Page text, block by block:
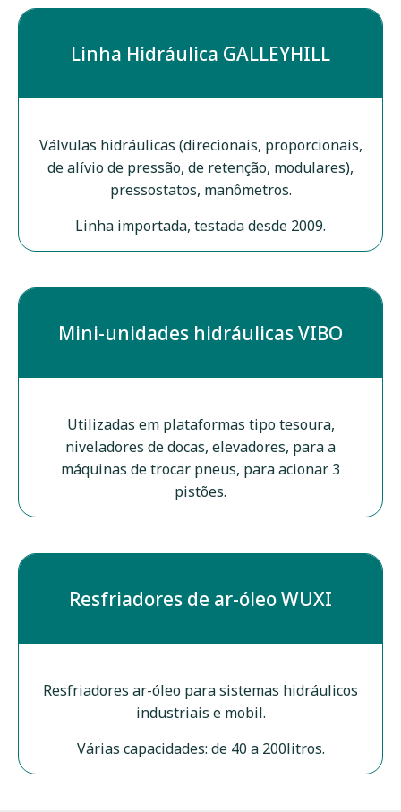
Linha Hidráulica GALLEYHILL
Válvulas hidráulicas (direcionais, proporcionais,
de alívio de pressão, de retenção, modulares),
pressostatos, manômetros.
Linha importada, testada desde 2009.
Mini-unidades hidráulicas VIBO
Utilizadas em plataformas tipo tesoura,
niveladores de docas, elevadores, para a
máquinas de trocar pneus, para acionar 3
pistões.
Resfriadores de ar-óleo WUXI
Resfriadores ar-óleo para sistemas hidráulicos
industriais e mobil.
Várias capacidades: de 40 a 200litros.